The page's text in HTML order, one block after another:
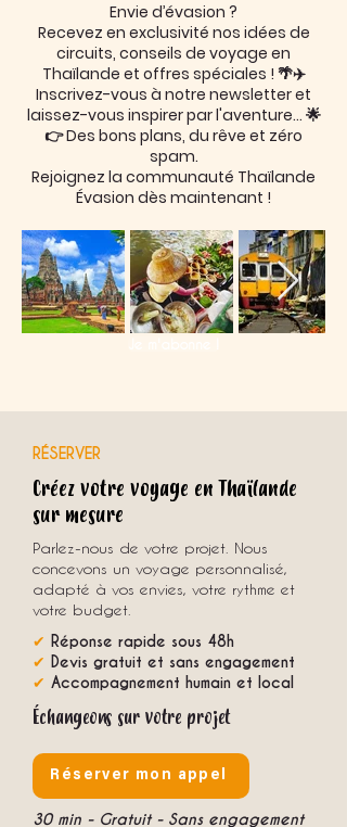
Envie d’évasion ?
Recevez en exclusivité nos idées de
circuits, conseils de voyage en
Thaïlande et offres spéciales ! 🌴✈️
Inscrivez-vous à notre newsletter et
laissez-vous inspirer par l'aventure… 🌟
👉 Des bons plans, du rêve et zéro
spam.
Rejoignez la communauté Thaïlande
Évasion dès maintenant !
RÉSERVER
Créez votre voyage en Thaïlande
sur mesure
Parlez-nous de votre projet. Nous
concevons un voyage personnalisé,
adapté à vos envies, votre rythme et
votre budget.
✔ Réponse rapide sous 48h
✔ Devis gratuit et sans engagement
✔ Accompagnement humain et local
Échangeons sur votre projet
Réserver mon appel
30 min - Gratuit - Sans engagement